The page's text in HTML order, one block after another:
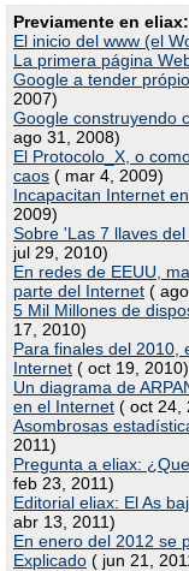
Previamente en eliax:
El inicio del www (el
La primera página
Google a tender
2007)
Google construyendo
ago 31, 2008)
El Protocolo_X, o
caos ( mar 4, 2009)
Incapacitan Internet
2009)
Sobre 'Las 7 llaves
jul 29, 2010)
En redes de EEUU,
parte del Internet (
5 Mil Millones de
17, 2010)
Para finales del 2010,
Internet ( oct 19, 2010)
Un diagrama de
en el Internet ( oct 24,
Asombrosas
2011)
Pregunta a eliax:
feb 23, 2011)
Editorial eliax: El As
abr 13, 2011)
En enero del 2012 se
Explicado ( jun 21,